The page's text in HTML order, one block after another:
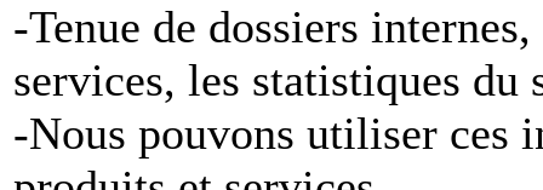
-Tenue de dossiers
services, les statistiques du
-Nous pouvons utiliser ces